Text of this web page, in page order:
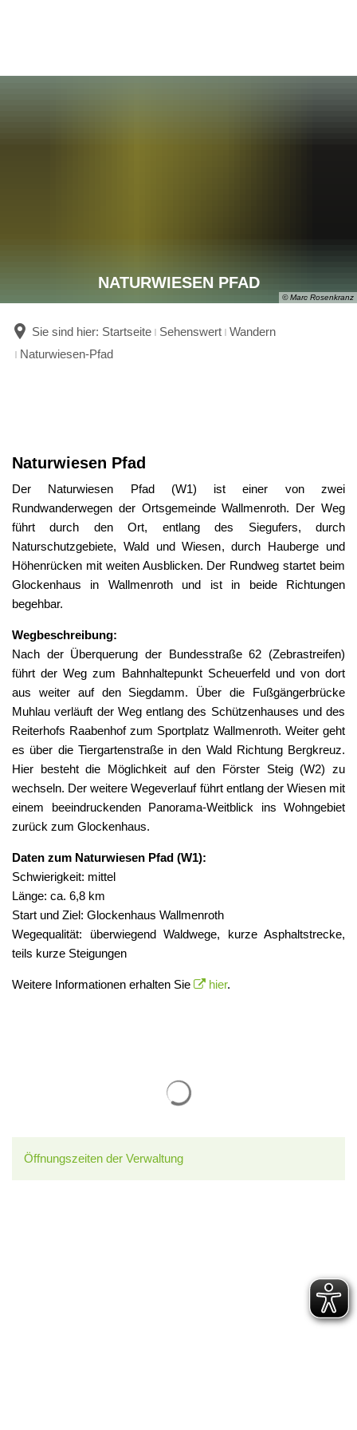
© Marc Rosenkranz
NATURWIESEN PFAD
Sie sind hier: Startseite Sehenswert Wandern
Naturwiesen-Pfad
Pfad
Naturwiesen Pfad
Der Naturwiesen Pfad (W1) ist einer von zwei
Rundwanderwegen der Ortsgemeinde Wallmenroth. Der Weg
führt durch den Ort, entlang des Siegufers, durch
Naturschutzgebiete, Wald und Wiesen, durch Hauberge und
Höhenrücken mit weiten Ausblicken. Der Rundweg startet beim
Glockenhaus in Wallmenroth und ist in beide Richtungen
begehbar.
Wegbeschreibung:
Nach der Überquerung der Bundesstraße 62 (Zebrastreifen)
führt der Weg zum Bahnhaltepunkt Scheuerfeld und von dort
aus weiter auf den Siegdamm. Über die Fußgängerbrücke
Muhlau verläuft der Weg entlang des Schützenhauses und des
Reiterhofs Raabenhof zum Sportplatz Wallmenroth. Weiter geht
es über die Tiergartenstraße in den Wald Richtung Bergkreuz.
Hier besteht die Möglichkeit auf den Förster Steig (W2) zu
wechseln. Der weitere Wegeverlauf führt entlang der Wiesen mit
einem beeindruckenden Panorama-Weitblick ins Wohngebiet
zurück zum Glockenhaus.
Daten zum Naturwiesen Pfad (W1):
Schwierigkeit: mittel
Länge: ca. 6,8 km
Start und Ziel: Glockenhaus Wallmenroth
Wegequalität: überwiegend Waldwege, kurze Asphaltstrecke,
teils kurze Steigungen
Weitere Informationen erhalten Sie hier.
Öffnungszeiten der Verwaltung